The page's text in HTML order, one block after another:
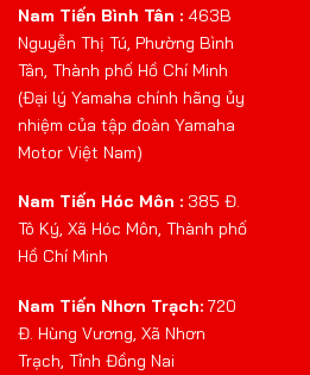
Nam Tiến Bình Tân : 463B
Nguyễn Thị Tú, Phường Bình
Tân, Thành phố Hồ Chí Minh
(Đại lý Yamaha chính hãng ủy
nhiệm của tập đoàn Yamaha
Motor Việt Nam)
Nam Tiến Hóc Môn : 385 Đ.
Tô Ký, Xã Hóc Môn, Thành phố
Hồ Chí Minh
Nam Tiến Nhơn Trạch: 720
Đ. Hùng Vương, Xã Nhơn
Trạch, Tỉnh Đồng Nai